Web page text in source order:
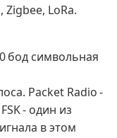
LoRa.
бод символьная
Packet Radio -
- один из
в этом